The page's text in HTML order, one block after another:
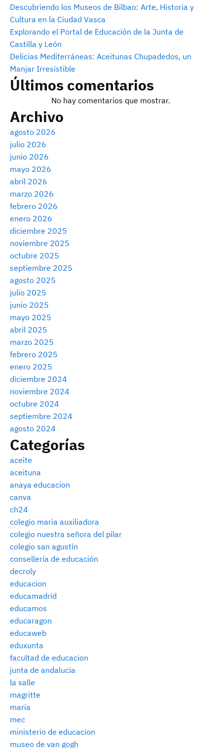
Descubriendo los Museos de Bilbao: Arte, Historia y
Cultura en la Ciudad Vasca
Explorando el Portal de Educación de la Junta de
Castilla y León
Delicias Mediterráneas: Aceitunas Chupadedos, un
Manjar Irresistible
Últimos comentarios
No hay comentarios que mostrar.
Archivo
agosto 2026
julio 2026
junio 2026
mayo 2026
abril 2026
marzo 2026
febrero 2026
enero 2026
diciembre 2025
noviembre 2025
octubre 2025
septiembre 2025
agosto 2025
julio 2025
junio 2025
mayo 2025
abril 2025
marzo 2025
febrero 2025
enero 2025
diciembre 2024
noviembre 2024
octubre 2024
septiembre 2024
agosto 2024
Categorías
aceite
aceituna
anaya educacion
canva
ch24
colegio maria auxiliadora
colegio nuestra señora del pilar
colegio san agustín
consellería de educación
decroly
educacion
educamadrid
educamos
educaragon
educaweb
eduxunta
facultad de educacion
junta de andalucia
la salle
magritte
maria
mec
ministerio de educacion
museo de van gogh